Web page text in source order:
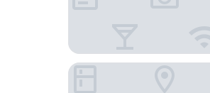
明洞樂天城市飯店